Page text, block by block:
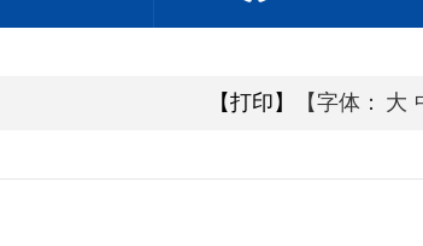
【打印】 【字体： 大